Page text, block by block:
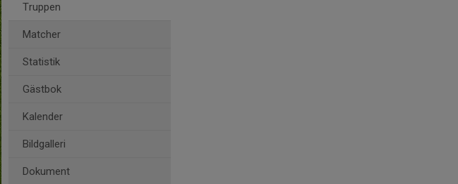
Truppen
Matcher
Statistik
Gästbok
Kalender
Bildgalleri
Dokument